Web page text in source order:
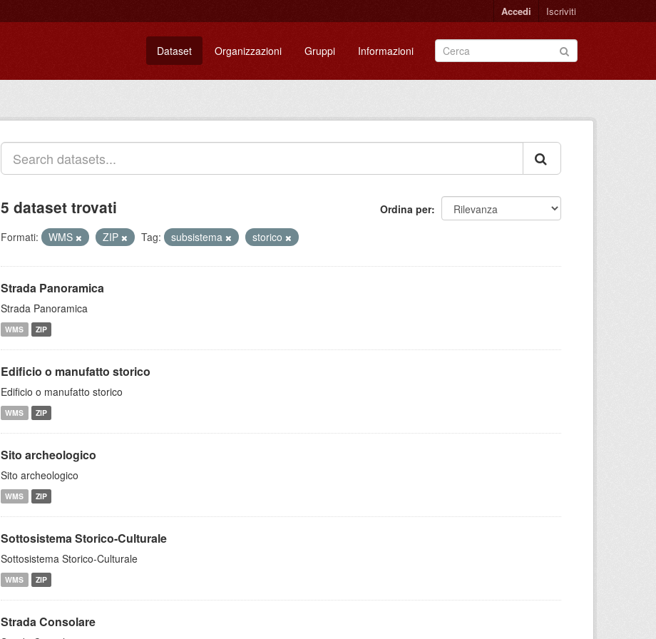
Accedi Iscriviti
Dataset Organizzazioni Gruppi Informazioni
Ordina per
5 dataset trovati
Formati: WMS ZIP Tag: subsistema storico
Strada Panoramica
Strada Panoramica
WMS ZIP
Edificio o manufatto storico
Edificio o manufatto storico
WMS ZIP
Sito archeologico
Sito archeologico
WMS ZIP
Sottosistema Storico-Culturale
Sottosistema Storico-Culturale
WMS ZIP
Strada Consolare